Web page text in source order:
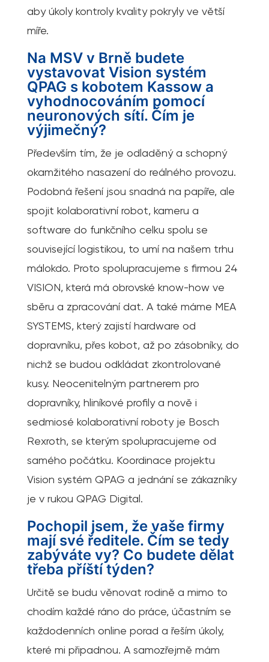
aby úkoly kontroly kvality pokryly ve větší
míře.
Na MSV v Brně budete
vystavovat Vision systém
QPAG s kobotem Kassow a
vyhodnocováním pomocí
neuronových sítí. Čím je
výjimečný?
Především tím, že je odladěný a schopný
okamžitého nasazení do reálného provozu.
Podobná řešení jsou snadná na papíře, ale
spojit kolaborativní robot, kameru a
software do funkčního celku spolu se
související logistikou, to umí na našem trhu
málokdo. Proto spolupracujeme s firmou 24
VISION, která má obrovské know-how ve
sběru a zpracování dat. A také máme MEA
SYSTEMS, který zajistí hardware od
dopravníku, přes kobot, až po zásobníky, do
nichž se budou odkládat zkontrolované
kusy. Neocenitelným partnerem pro
dopravníky, hliníkové profily a nově i
sedmiosé kolaborativní roboty je Bosch
Rexroth, se kterým spolupracujeme od
samého počátku. Koordinace projektu
Vision systém QPAG a jednání se zákazníky
je v rukou QPAG Digital.
Pochopil jsem, že vaše firmy
mají své ředitele. Čím se tedy
zabýváte vy? Co budete dělat
třeba příští týden?
Určitě se budu věnovat rodině a mimo to
chodím každé ráno do práce, účastním se
každodenních online porad a řeším úkoly,
které mi připadnou. A samozřejmě mám